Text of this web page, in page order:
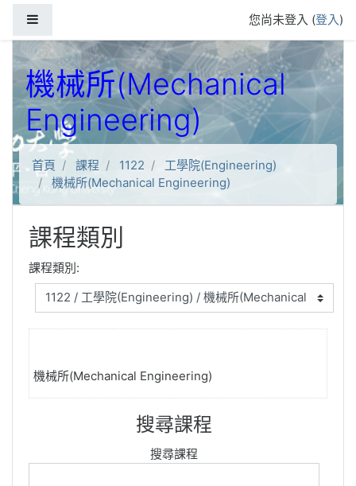
您尚未登入 (登入)
機械所(Mechanical
Engineering)
首頁 課程 1122
工學院(Engineering)
機械所(Mechanical Engineering)
課程類別
課程類別:
機械所(Mechanical Engineering)
搜尋課程
搜尋課程